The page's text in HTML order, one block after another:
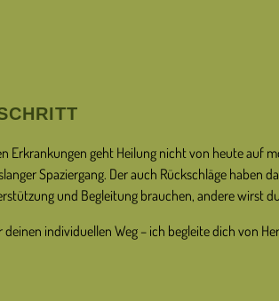
Erkrankungen geht Heilung nicht von heute auf
Spaziergang. Der auch Rückschläge haben
und Begleitung brauchen, andere wirst
individuellen Weg – ich begleite dich von